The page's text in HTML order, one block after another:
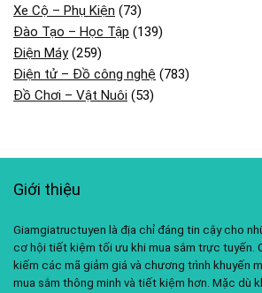
Xe Cộ – Phụ Kiện (73)
Đào Tạo – Học Tập (139)
Điện Máy(259)
Điện tử – Đồ công nghệ (783)
Đồ Chơi – Vật Nuôi (53)
Giới thiệu
Giamgiatructuyen là địa chỉ đáng tin cậy cho
cơ hội tiết kiệm tối ưu khi mua sắm trực tuyến.
kiếm các mã giảm giá và chương trình khuyến
mua sắm thông minh và tiết kiệm hơn. Mặc dù